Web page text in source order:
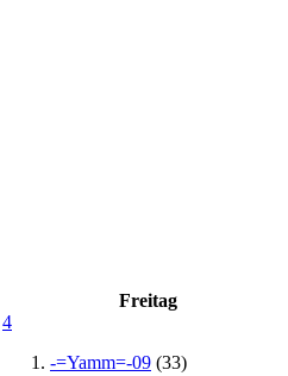
Freitag
4
-=Yamm=-09 (33)